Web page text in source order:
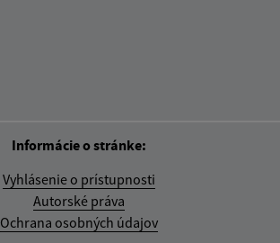
Informácie o stránke:
Vyhlásenie o prístupnosti
Autorské práva
Ochrana osobných údajov